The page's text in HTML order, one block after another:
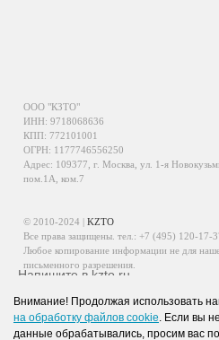
ООО "КЗТО"
ИНН: 9718068636
КПП: 772101001
ОГРН: 1177746556250
Адрес: 109377, г. Москва, ул. 1-я
пом.1А, ком.7
© 2010-2024 |KZTO
Все права защищены. тел.: +7 (495) 120-17-
Любое копирование информации не для
письменного разрешения.
Информация, размещенная на сайте, не
Политика обработки персональных данных
Политика конфиденциальности
Напишите в kzto.ru
Внимание! Продолжая использовать
на обработку файлов cookie. Если вы
данные обрабатывались, просим вас